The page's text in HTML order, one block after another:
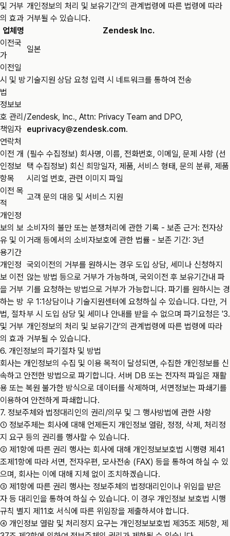
및 거부
의 효과
개인정보의 처리 및 보유기간'의 관계법령에 따른 법령에 따라
거부될 수 있습니다.
업체명
Zendesk Inc.
이전국
가
일본
이전일
시 및 방
법
기술지원 상담 요청 입력 시 네트워크를 통하여 전송
정보보
호 관리/
책임자
연락처
Zendesk, Inc., Attn: Privacy Team and DPO,
euprivacy@zendesk.com.
이전 개
인정보
항목
(필수 수집정보) 회사명, 이름, 전화번호, 이메일, 문제 사항 (선
택 수집정보) 회신 희망일자, 제품, 서비스 형태, 문의 분류, 제품
시리얼 번호, 관련 이미지 파일
이전 목
적
고객 문의 대응 및 서비스 지원
개인정
보의 보
유 및 이
용기간
소비자의 불만 또는 분쟁처리에 관한 기록 - 보존 근거: 전자상
거래 등에서의 소비자보호에 관한 법률 - 보존 기간: 3년
개인정
보 이전
을 거부
하는 방
법, 절차
및 거부
의 효과
국외이전의 거부를 원하시는 경우 도입 상담, 세미나 신청하지
않는 방법 등으로 거부가 가능하며, 국외이전 후 보유기간내 파
기를 요청하는 방법으로 거부가 가능합니다. 파기를 원하시는 경
우 1:1상담이나 기술지원센터에 요청하실 수 있습니다. 다만, 거
부 시 도입 삼당 및 세미나 안내를 받을 수 없으며 파기요청은 '3.
개인정보의 처리 및 보유기간'의 관계법령에 따른 법령에 따라
거부될 수 있습니다.
6. 개인정보의 파기절차 및 방법
회사는 개인정보의 수집 및 이용 목적이 달성되면, 수집한 개인정보를 신
속하고 안전한 방법으로 파기합니다. 서버 DB 또는 전자적 파일은 재활
용 또는 복원 불가한 방식으로 데이터를 삭제하며, 서면정보는 파쇄기를
이용하여 안전하게 파쇄합니다.
7. 정보주체와 법정대리인의 권리/의무 및 그 행사방법에 관한 사항
① 정보주체는 회사에 대해 언제든지 개인정보 열람, 정정, 삭제, 처리정
지 요구 등의 권리를 행사할 수 있습니다.
② 제1항에 따른 권리 행사는 회사에 대해 개인정보보호법 시행령 제41
조제1항에 따라 서면, 전자우편, 모사전송 (FAX) 등을 통하여 하실 수 있
으며, 회사는 이에 대해 지체 없이 조치하겠습니다.
③ 제1항에 따른 권리 행사는 정보주체의 법정대리인이나 위임을 받은
자 등 대리인을 통하여 하실 수 있습니다. 이 경우 개인정보 보호법 시행
규칙 별지 제11호 서식에 따른 위임장을 제출하셔야 합니다.
④ 개인정보 열람 및 처리정지 요구는 개인정보보호법 제35조 제5항, 제